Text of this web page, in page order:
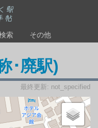
索 その他
･廃駅)
最終更新: not_specified